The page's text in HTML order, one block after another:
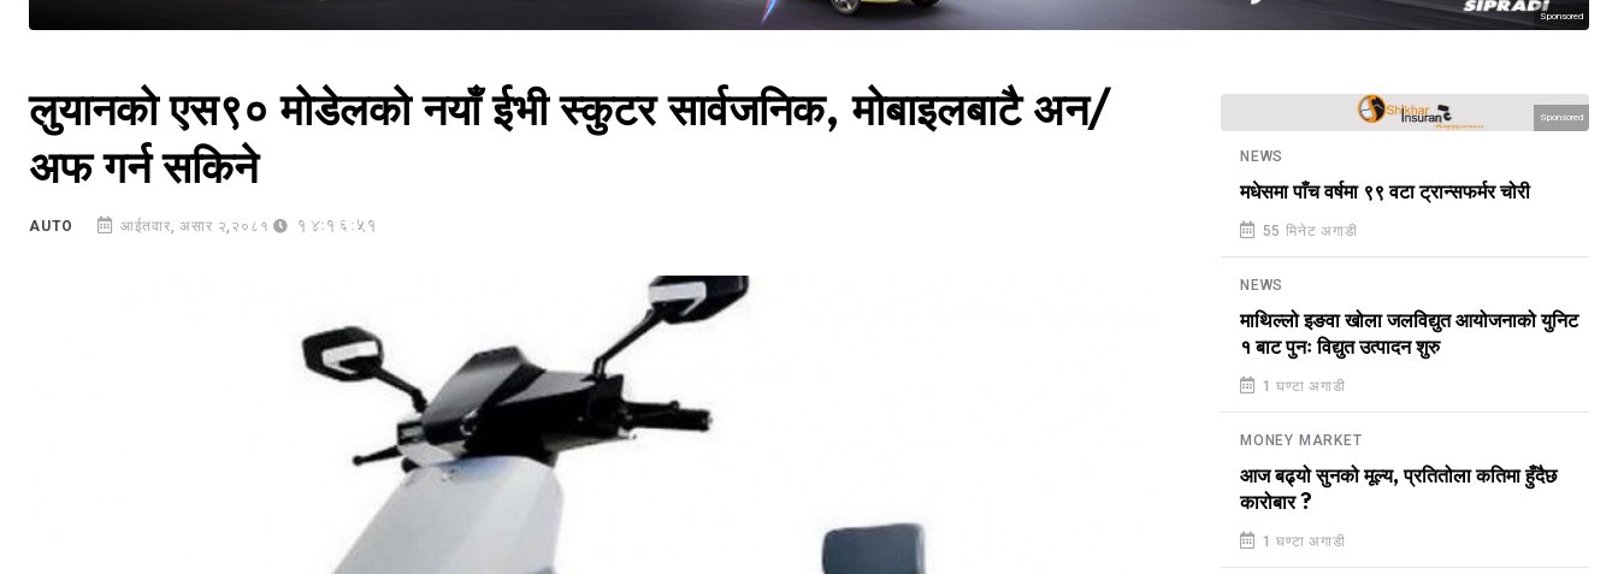
Sponsored
लुयानको एस९० मोडेलको नयाँ ईभी स्कुटर सार्वजनिक, मोबाइलबाटै अन/
अफ गर्न सकिने
AUTO आईतवार, असार २,२०८१ 14:16:51
Sponsored
NEWS
मधेसमा पाँच वर्षमा ९९ वटा ट्रान्सफर्मर चोरी
55 मिनेट अगाडी
NEWS
माथिल्लो इङवा खोला जलविद्युत आयोजनाको युनिट
१ बाट पुनः विद्युत उत्पादन शुरु
1 घण्टा अगाडी
MONEY MARKET
आज बढ्यो सुनको मूल्य, प्रतितोला कतिमा हुँदैछ
कारोबार ?
1 घण्टा अगाडी